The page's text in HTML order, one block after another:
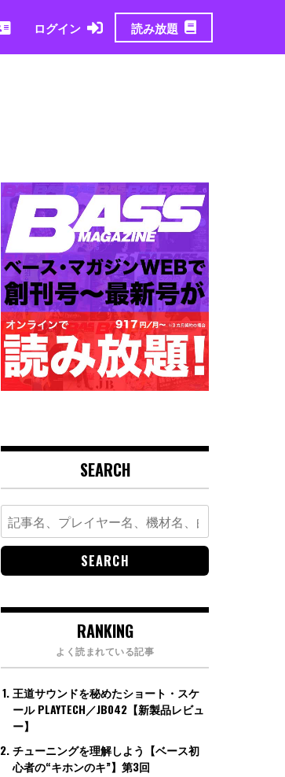
ログイン 読み放題
SEARCH
Search
for:
RANKING
よく読まれている記事
王道サウンドを秘めたショート・スケ
ール PLAYTECH／JB042【新製品レビュ
ー】
チューニングを理解しよう【ベース初
心者の“キホンのキ”】第3回